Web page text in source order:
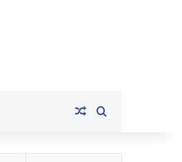
Random Article